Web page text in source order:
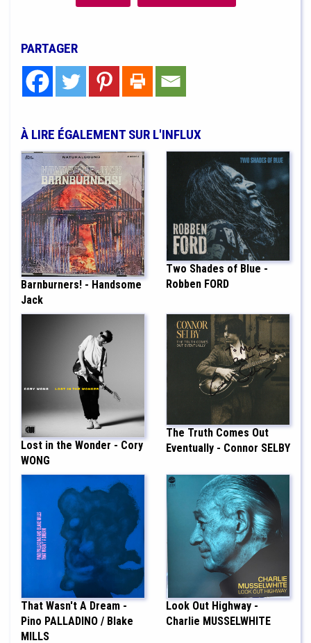
PARTAGER
À LIRE ÉGALEMENT SUR L'INFLUX
Barnburners! - Handsome
Jack
Two Shades of Blue -
Robben FORD
Lost in the Wonder - Cory
WONG
The Truth Comes Out
Eventually - Connor SELBY
That Wasn't A Dream -
Pino PALLADINO / Blake
MILLS
Look Out Highway -
Charlie MUSSELWHITE